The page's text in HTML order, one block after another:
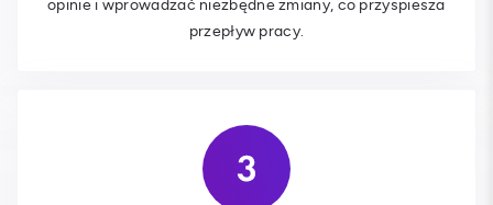
opinie i wprowadzać niezbędne zmiany, co przyspiesza
przepływ pracy.